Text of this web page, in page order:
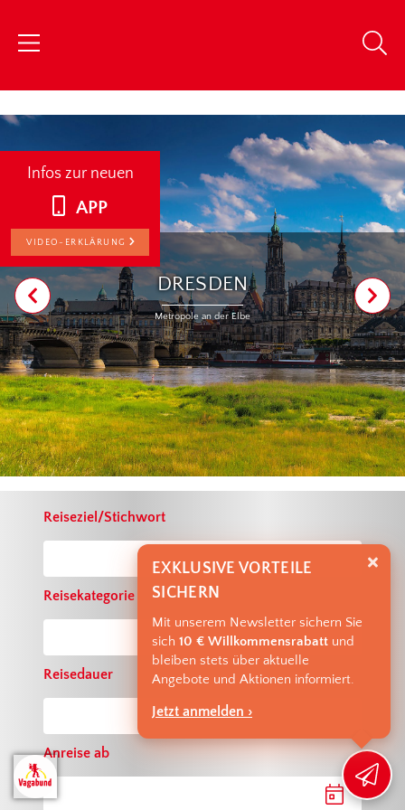
Infos zur neuen
APP
VIDEO-ERKLÄRUNG
DRESDEN
Metropole an der Elbe
Reiseziel/Stichwort
Reisekategorie
Reisedauer
Anreise ab
EXKLUSIVE VORTEILE
SICHERN
Mit unserem Newsletter sichern Sie
sich 10 € Willkommensrabatt und
bleiben stets über aktuelle
Angebote und Aktionen informiert.
Jetzt anmelden ›